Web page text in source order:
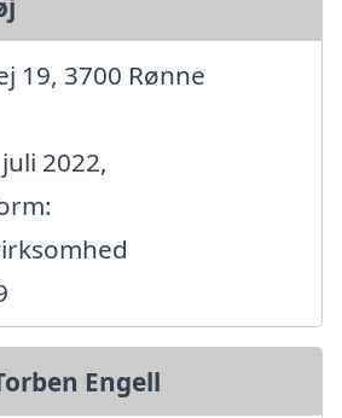
19, 3700 Rønne
2022,
Engell